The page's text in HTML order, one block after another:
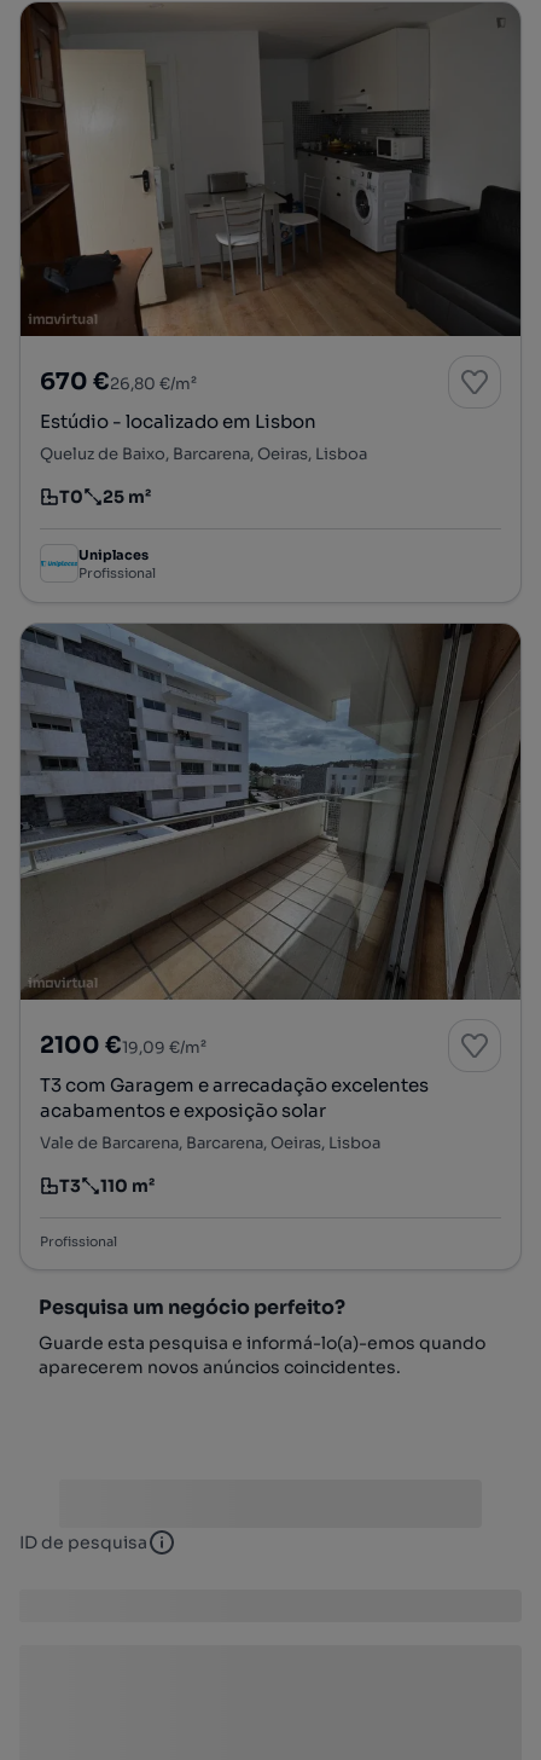
670 €26,80 €/m²
Estúdio - localizado em Lisbon
Queluz de Baixo, Barcarena, Oeiras, Lisboa
Tipologia
T0
Preço por metro quadrado
25 m²
Uniplaces
Profissional
2100 €19,09 €/m²
T3 com Garagem e arrecadação excelentes
acabamentos e exposição solar
Vale de Barcarena, Barcarena, Oeiras, Lisboa
Tipologia
T3
Preço por metro quadrado
110 m²
Profissional
Pesquisa um negócio perfeito?
Guarde esta pesquisa e informá-lo(a)-emos quando
aparecerem novos anúncios coincidentes.
ID de pesquisa ID de pesquisa